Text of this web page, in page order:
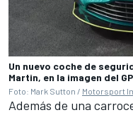
Un nuevo coche de
Martin, en la imagen del
Foto: Mark Sutton / Motorsport
Además de una